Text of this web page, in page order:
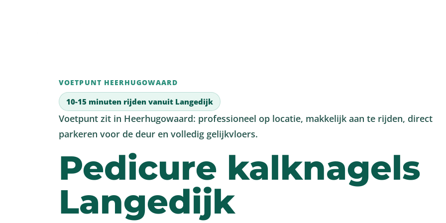
VOETPUNT HEERHUGOWAARD
10-15 minuten rijden vanuit Langedijk
Voetpunt zit in Heerhugowaard: professioneel op locatie, makkelijk aan te rijden, direct
parkeren voor de deur en volledig gelijkvloers.
Pedicure kalknagels
Langedijk